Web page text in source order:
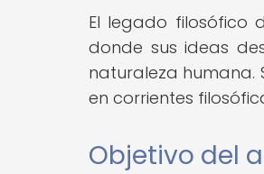
El legado filosófico
donde sus ideas
naturaleza humana.
en corrientes
Objetivo del